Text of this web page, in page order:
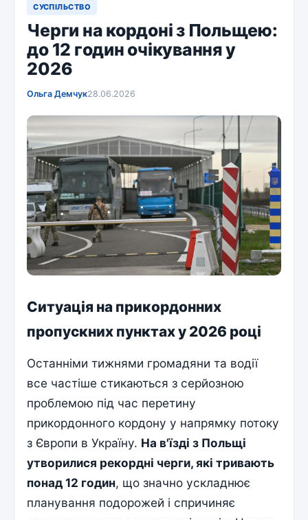
СУСПІЛЬСТВО
Черги на кордоні з Польщею:
до 12 годин очікування у
2026
Ольга Демчук28.06.2026
Ситуація на прикордонних
пропускних пунктах у 2026 році
Останніми тижнями громадяни та водії
все частіше стикаються з серйозною
проблемою під час перетину
прикордонного кордону у напрямку потоку
з Європи в Україну. На в'їзді з Польщі
утворилися рекордні черги, які тривають
понад 12 годин, що значно ускладнює
планування подорожей і спричиняє